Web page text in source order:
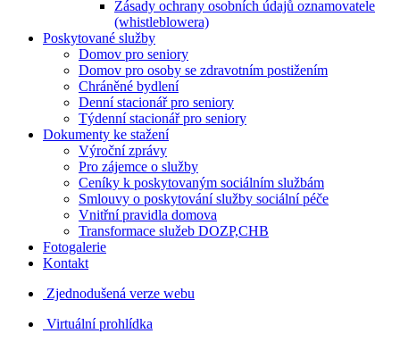
Zásady ochrany osobních údajů oznamovatele
(whistleblowera)
Poskytované služby
Domov pro seniory
Domov pro osoby se zdravotním postižením
Chráněné bydlení
Denní stacionář pro seniory
Týdenní stacionář pro seniory
Dokumenty ke stažení
Výroční zprávy
Pro zájemce o služby
Ceníky k poskytovaným sociálním službám
Smlouvy o poskytování služby sociální péče
Vnitřní pravidla domova
Transformace služeb DOZP,CHB
Fotogalerie
Kontakt
Zjednodušená verze webu
Virtuální prohlídka